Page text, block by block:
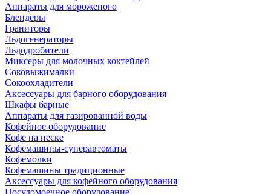
Аппараты для мороженого
Блендеры
Граниторы
Льдогенераторы
Льдодробители
Миксеры для молочных коктейлей
Соковыжималки
Сокоохладители
Аксессуары для барного оборудования
Шкафы барные
Аппараты для газированной воды
Кофейное оборудование
Кофе на песке
Кофемашины-суперавтоматы
Кофемолки
Кофемашины традиционные
Аксессуары для кофейного оборудования
Посудомоечное оборудование